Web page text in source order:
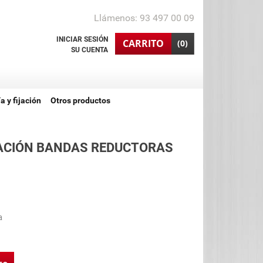
Llámenos: 93 497 00 09
CARRITO
shopping_cart (0)
INICIAR SESIÓN
SU CUENTA
y fijación Otros productos
BANDAS REDUCTORAS